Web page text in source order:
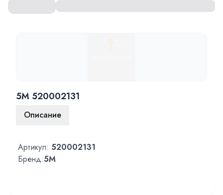
5M 520002131
Описание
Артикул: 520002131
Бренд:5M